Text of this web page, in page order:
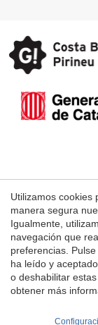
Utilizamos cookies
manera segura
Igualmente,
navegación que
preferencias.
ha leído y
o deshabilitar
obtener más